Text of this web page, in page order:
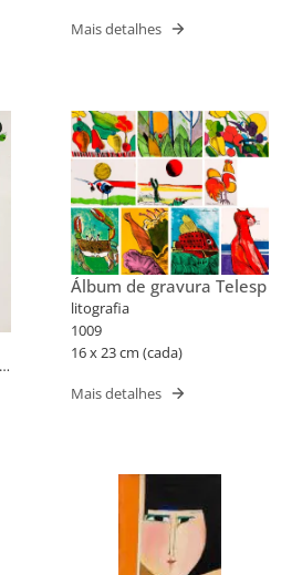
Mais detalhes
Álbum de gravura Telesp
litografia
1009
16 x 23 cm (cada)
Mais detalhes